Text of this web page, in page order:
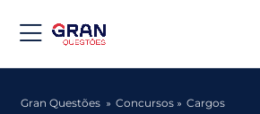
Gran Questões Concursos
Cargos